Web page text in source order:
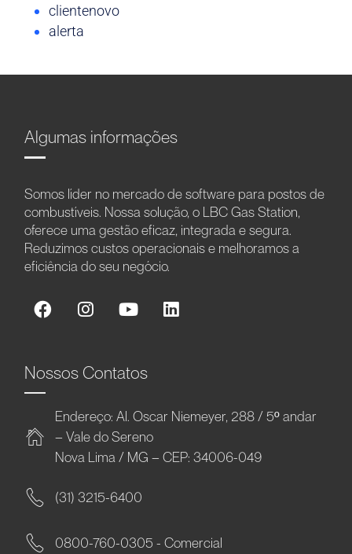
clientenovo
alerta
Algumas informações
Somos líder no mercado de software para postos de
combustíveis. Nossa solução, o LBC Gas Station,
oferece uma gestão eficaz, integrada e segura.
Reduzimos custos operacionais e melhoramos a
eficiência do seu negócio.
Nossos Contatos
Endereço: Al. Oscar Niemeyer, 288 / 5º andar
– Vale do Sereno
Nova Lima / MG – CEP: 34006-049
(31) 3215-6400
0800-760-0305 - Comercial